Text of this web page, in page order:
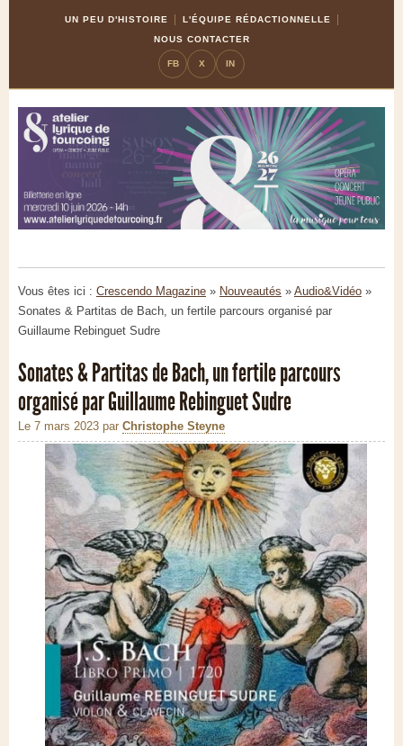
UN PEU D'HISTOIRE
L'ÉQUIPE RÉDACTIONNELLE
NOUS CONTACTER
FB X IN
Vous êtes ici : Crescendo Magazine » Nouveautés » Audio&Vidéo »
Sonates & Partitas de Bach, un fertile parcours organisé par
Guillaume Rebinguet Sudre
Sonates & Partitas de Bach, un fertile parcours
organisé par Guillaume Rebinguet Sudre
Le 7 mars 2023 par Christophe Steyne